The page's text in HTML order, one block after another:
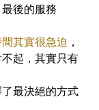
後的服務
間其實很急迫 ，
起，其實只有
最決絕的方式